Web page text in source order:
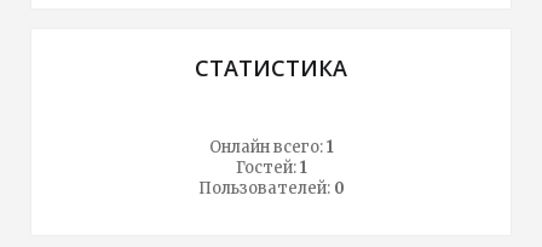
СТАТИСТИКА
Онлайн всего:1
Гостей:1
Пользователей: 0